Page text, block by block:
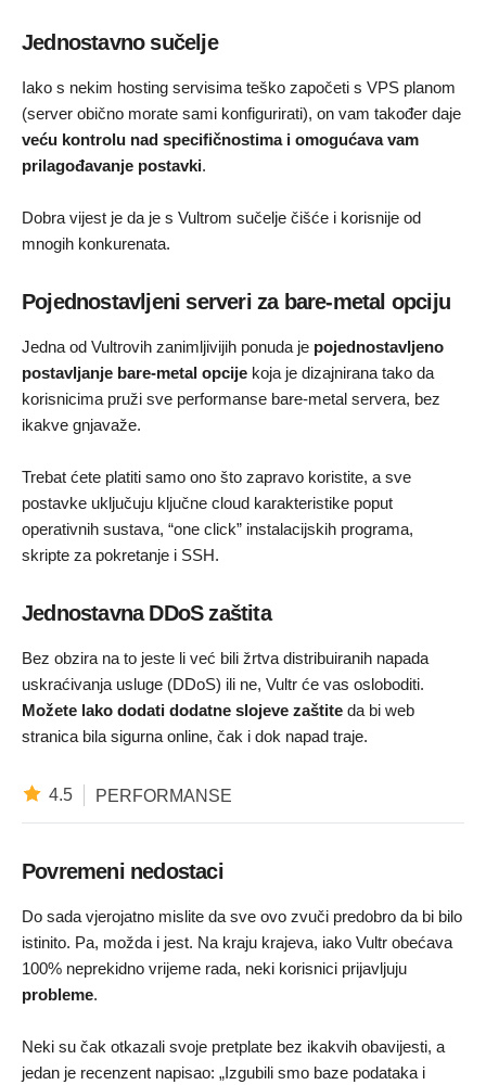
Jednostavno sučelje
Iako s nekim hosting servisima teško započeti s VPS planom
(server obično morate sami konfigurirati), on vam također daje
veću kontrolu nad specifičnostima i omogućava vam
prilagođavanje postavki.
Dobra vijest je da je s Vultrom sučelje čišće i korisnije od
mnogih konkurenata.
Pojednostavljeni serveri za bare-metal opciju
Jedna od Vultrovih zanimljivijih ponuda je pojednostavljeno
postavljanje bare-metal opcije koja je dizajnirana tako da
korisnicima pruži sve performanse bare-metal servera, bez
ikakve gnjavaže.
Trebat ćete platiti samo ono što zapravo koristite, a sve
postavke uključuju ključne cloud karakteristike poput
operativnih sustava, “one click” instalacijskih programa,
skripte za pokretanje i SSH.
Jednostavna DDoS zaštita
Bez obzira na to jeste li već bili žrtva distribuiranih napada
uskraćivanja usluge (DDoS) ili ne, Vultr će vas osloboditi.
Možete lako dodati dodatne slojeve zaštite da bi web
stranica bila sigurna online, čak i dok napad traje.
4.5 PERFORMANSE
Povremeni nedostaci
Do sada vjerojatno mislite da sve ovo zvuči predobro da bi bilo
istinito. Pa, možda i jest. Na kraju krajeva, iako Vultr obećava
100% neprekidno vrijeme rada, neki korisnici prijavljuju
probleme.
Neki su čak otkazali svoje pretplate bez ikakvih obavijesti, a
jedan je recenzent napisao: „Izgubili smo baze podataka i